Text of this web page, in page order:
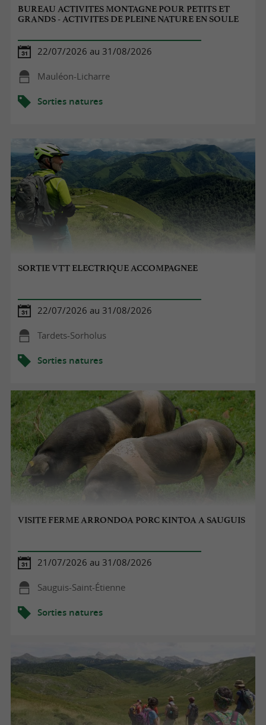
BUREAU ACTIVITES MONTAGNE POUR PETITS ET
GRANDS - ACTIVITES DE PLEINE NATURE EN SOULE
22/07/2026 au 31/08/2026
Mauléon-Licharre
Sorties natures
SORTIE VTT ELECTRIQUE ACCOMPAGNEE
22/07/2026 au 31/08/2026
Tardets-Sorholus
Sorties natures
VISITE FERME ARRONDOA PORC KINTOA A SAUGUIS
21/07/2026 au 31/08/2026
Sauguis-Saint-Étienne
Sorties natures